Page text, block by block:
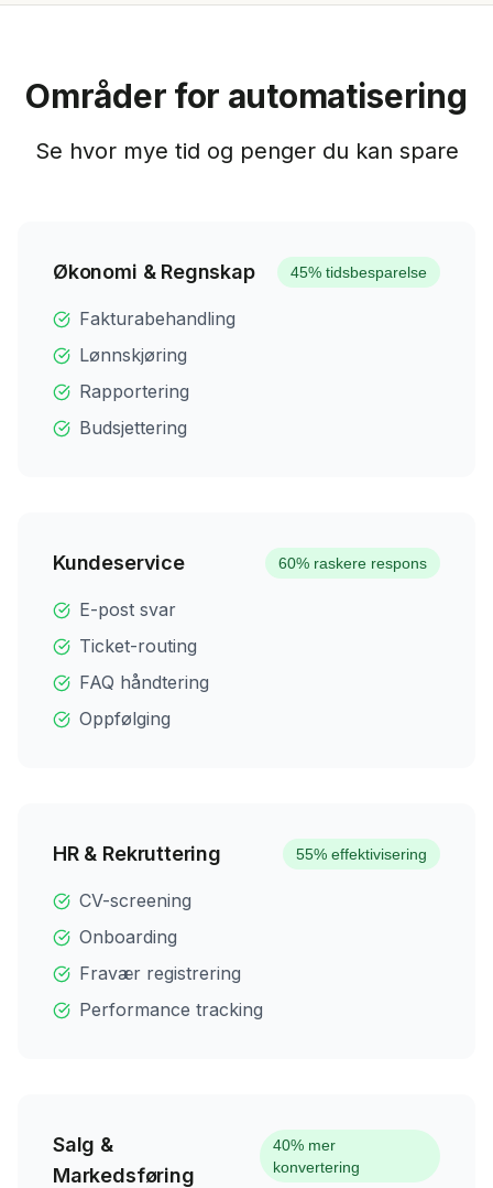
Områder for automatisering
Se hvor mye tid og penger du kan spare
Økonomi & Regnskap 45% tidsbesparelse
Fakturabehandling
Lønnskjøring
Rapportering
Budsjettering
Kundeservice 60% raskere respons
E-post svar
Ticket-routing
FAQ håndtering
Oppfølging
HR & Rekruttering 55% effektivisering
CV-screening
Onboarding
Fravær registrering
Performance tracking
Salg &
Markedsføring
40% mer
konvertering